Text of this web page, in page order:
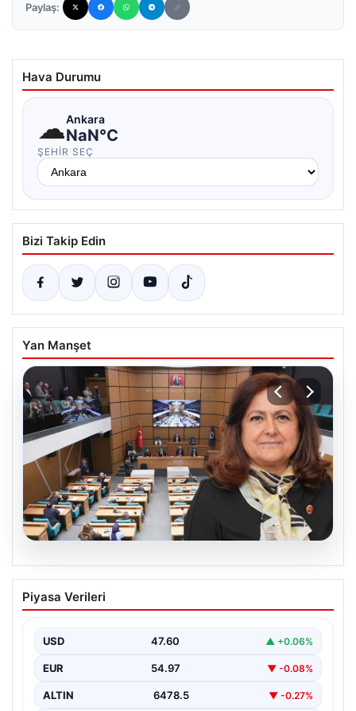
Paylaş:
Hava Durumu
☁Ankara
NaN°C
ŞEHIR SEÇ
Bizi Takip Edin
Yan Manşet
05.08.2026
Üsküdar Belediyesi’nde başkanvekili
Sibel Tan Çetinkaya oldu
Tan Çetinkaya Seçildi", "content": "Üsküdar
Belediyesi'nde önemli bir…
Piyasa Verileri
USD 47.60 ▲ +0.06%
EUR 54.97 ▼ -0.08%
ALTIN 6478.5 ▼ -0.27%